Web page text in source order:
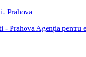
Prahova
Agenția pentru